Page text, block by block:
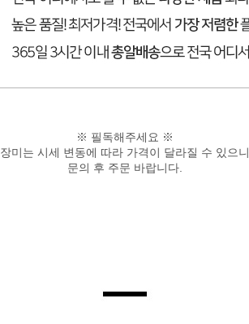
※ 필독해주세요 ※
장미는 시세 변동에 따라 가격이 달라질 수 있으니
문의 후 주문 바랍니다.